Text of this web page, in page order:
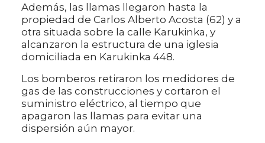
Además, las llamas llegaron hasta la
propiedad de Carlos Alberto Acosta (62) y a
otra situada sobre la calle Karukinka, y
alcanzaron la estructura de una iglesia
domiciliada en Karukinka 448.
Los bomberos retiraron los medidores de
gas de las construcciones y cortaron el
suministro eléctrico, al tiempo que
apagaron las llamas para evitar una
dispersión aún mayor.